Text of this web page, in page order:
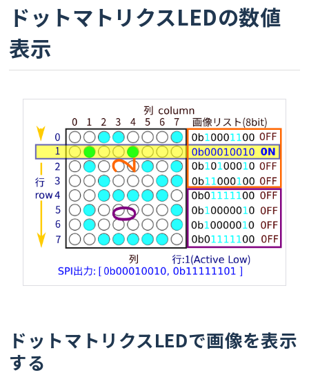
ドットマトリクスLEDの数値
表示
ドットマトリクスLEDで画像を表示
する